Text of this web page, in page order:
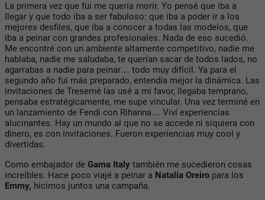
La primera vez que fui me quería morir. Yo pensé que iba a
llegar y que todo iba a ser fabuloso: que iba a poder ir a los
mejores desfiles, que iba a conocer a todas las modelos, que
iba a peinar con grandes profesionales. Nada de eso sucedió.
Me encontré con un ambiente altamente competitivo, nadie me
hablaba, nadie me saludaba, te querían sacar de todos lados, no
agarrabas a nadie para peinar… todo muy difícil. Ya para el
segundo año fui más preparado, entendía mejor la dinámica. Las
invitaciones de Tresemé las usé a mi favor, llegaba temprano,
pensaba estratégicamente, me supe vincular. Una vez terminé en
un lanzamiento de Fendi con Rihanna… Viví experiencias
alucinantes. Hay un mundo al que no se accede ni siquiera con
dinero, es con invitaciones. Fueron experiencias muy cool y
divertidas.
Como embajador de Gama Italy también me sucedieron cosas
increíbles. Hace poco viajé a peinar a Natalia Oreiro para los
Emmy, hicimos juntos una campaña.